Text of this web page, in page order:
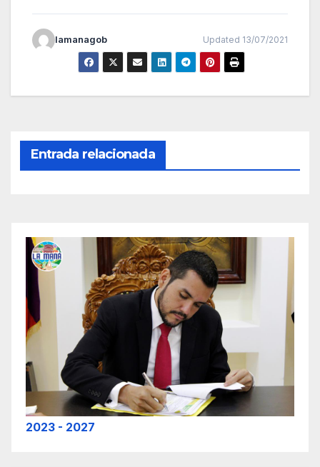
lamanagob Updated 13/07/2021
Entrada relacionada
2023 - 2027